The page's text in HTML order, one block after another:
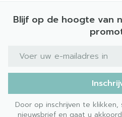
Blijf op de hoogte van
E-mail adres
Door op inschrijven te
nieuwsbrief en gaat u